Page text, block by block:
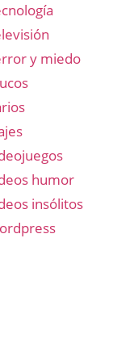
y miedo
humor
insólitos